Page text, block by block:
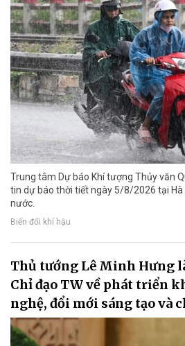
Trung tâm Dự báo Khí tượng Thủy văn
tin dự báo thời tiết ngày 5/8/2026 tại Hà
nước.
Biến đổi khí hậu
Thủ tướng Lê Minh Hưng
Chỉ đạo TW về phát triển
nghệ, đổi mới sáng tạo và